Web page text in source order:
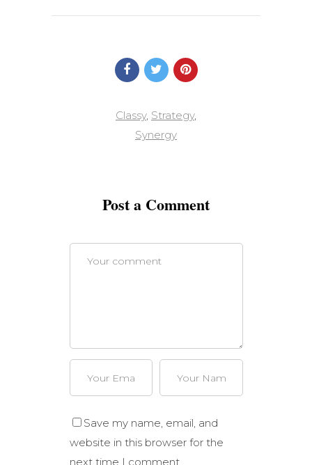
Classy, Strategy,
Synergy
Post a Comment
Save my name, email, and
website in this browser for the
next time I comment.